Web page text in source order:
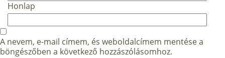
Honlap
A nevem, e-mail címem, és weboldalcímem mentése a
böngészőben a következő hozzászólásomhoz.